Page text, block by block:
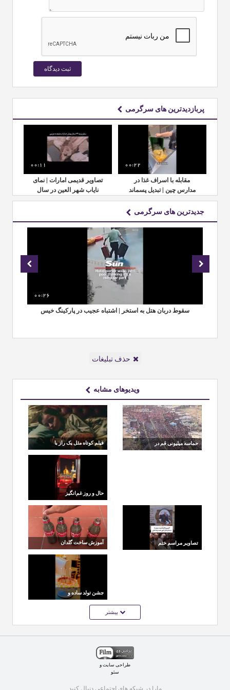
پربازدیدترین های سرگرمی
00:22
مقابله با اسراف غذا در
مدارس چین | تبدیل پسماند
غذایی به کود طبیعی
00:11
تصاویر قدیمی امارات | نمای
نایاب شهر العین در سال
۱۹۶۲
جدیدترین های سرگرمی
00:26
سقوط دربان هتل به استخر | اشتباه عجیب در پارکینگ خیس
حذف تبلیغات
ویدیوهای مشابه
حماسه میلیونی قم در
فیلم کوتاه مثل یک راز با
بازی الناز شاکردوست در
شبکه نمایش خانگی
حال و روز غم‌انگیز
عموپورنگ در حرم امام
رضا (ع)
تصاویر مراسم ختم
آموزش ساخت گلدان
سیمانی با بطری نوشابه |
ایده خلاقانه برای حیاط و
جشن تولد ساده و
خودمانی صبا راد برای
بیشتر
طراحی سایتو
سئو
مارا در شبکه های اجتماعی دنبال کنید